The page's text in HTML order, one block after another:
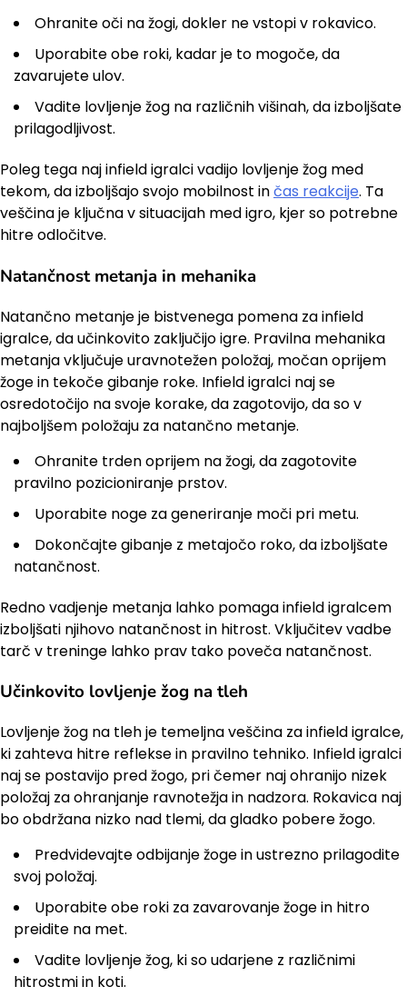
Ohranite oči na žogi, dokler ne vstopi v rokavico.
Uporabite obe roki, kadar je to mogoče, da
zavarujete ulov.
Vadite lovljenje žog na različnih višinah, da izboljšate
prilagodljivost.
Poleg tega naj infield igralci vadijo lovljenje žog med
tekom, da izboljšajo svojo mobilnost inčas reakcije. Ta
veščina je ključna v situacijah med igro, kjer so potrebne
hitre odločitve.
Natančnost metanja in mehanika
Natančno metanje je bistvenega pomena za infield
igralce, da učinkovito zaključijo igre. Pravilna mehanika
metanja vključuje uravnotežen položaj, močan oprijem
žoge in tekoče gibanje roke. Infield igralci naj se
osredotočijo na svoje korake, da zagotovijo, da so v
najboljšem položaju za natančno metanje.
Ohranite trden oprijem na žogi, da zagotovite
pravilno pozicioniranje prstov.
Uporabite noge za generiranje moči pri metu.
Dokončajte gibanje z metajočo roko, da izboljšate
natančnost.
Redno vadjenje metanja lahko pomaga infield igralcem
izboljšati njihovo natančnost in hitrost. Vključitev vadbe
tarč v treninge lahko prav tako poveča natančnost.
Učinkovito lovljenje žog na tleh
Lovljenje žog na tleh je temeljna veščina za infield igralce,
ki zahteva hitre reflekse in pravilno tehniko. Infield igralci
naj se postavijo pred žogo, pri čemer naj ohranijo nizek
položaj za ohranjanje ravnotežja in nadzora. Rokavica naj
bo obdržana nizko nad tlemi, da gladko pobere žogo.
Predvidevajte odbijanje žoge in ustrezno prilagodite
svoj položaj.
Uporabite obe roki za zavarovanje žoge in hitro
preidite na met.
Vadite lovljenje žog, ki so udarjene z različnimi
hitrostmi in koti.